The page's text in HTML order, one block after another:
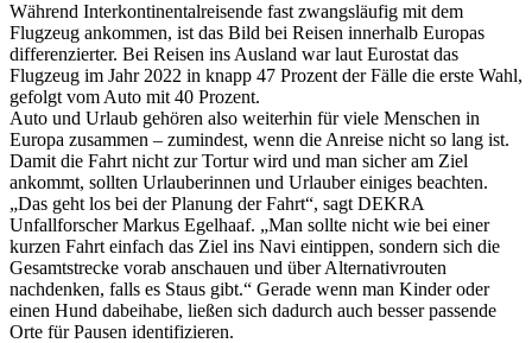
Während Interkontinentalreisende fast zwangsläufig mit dem
Flugzeug ankommen, ist das Bild bei Reisen innerhalb Europas
differenzierter. Bei Reisen ins Ausland war laut Eurostat das
Flugzeug im Jahr 2022 in knapp 47 Prozent der Fälle die erste Wahl,
gefolgt vom Auto mit 40 Prozent.
Auto und Urlaub gehören also weiterhin für viele Menschen in
Europa zusammen – zumindest, wenn die Anreise nicht so lang ist.
Damit die Fahrt nicht zur Tortur wird und man sicher am Ziel
ankommt, sollten Urlauberinnen und Urlauber einiges beachten.
„Das geht los bei der Planung der Fahrt“, sagt DEKRA
Unfallforscher Markus Egelhaaf. „Man sollte nicht wie bei einer
kurzen Fahrt einfach das Ziel ins Navi eintippen, sondern sich die
Gesamtstrecke vorab anschauen und über Alternativrouten
nachdenken, falls es Staus gibt.“ Gerade wenn man Kinder oder
einen Hund dabeihabe, ließen sich dadurch auch besser passende
Orte für Pausen identifizieren.